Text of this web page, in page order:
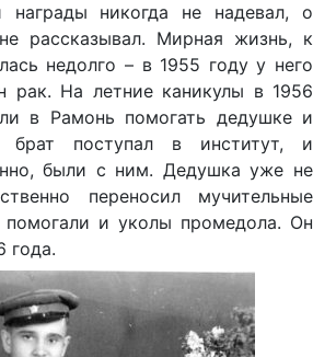
никогда не надевал, о
рассказывал. Мирная жизнь, к
недолго – в 1955 году у него
рак. На летние каникулы в 1956
в Рамонь помогать дедушке и
брат поступал в институт, и
были с ним. Дедушка уже не
переносил мучительные
и уколы промедола. Он
года.